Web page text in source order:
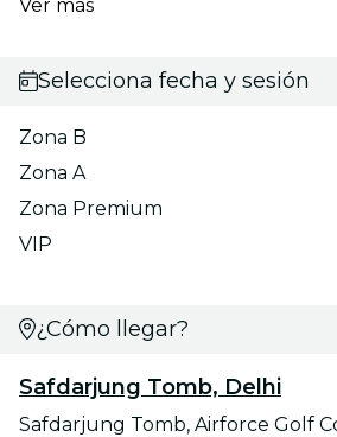
Ver más
Selecciona fecha y sesión
Zona B
Zona A
Zona Premium
VIP
¿Cómo llegar?
Safdarjung Tomb, Delhi
Safdarjung Tomb, Airforce Golf